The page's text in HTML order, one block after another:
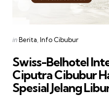
Categories
Posted
inBerita Info Cibubur
Swiss-Belhotel
Ciputra Cibubur
Spesial Jelang